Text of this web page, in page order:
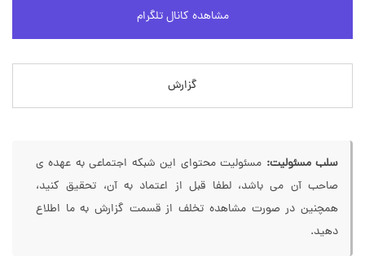
مشاهده کانال تلگرام
گزارش
سلب مسئولیت: مسئولیت محتوای این شبکه اجتماعی به عهده ی
صاحب آن می باشد، لطفا قبل از اعتماد به آن، تحقیق کنید،
همچنین در صورت مشاهده تخلف از قسمت گزارش به ما اطلاع
دهید.